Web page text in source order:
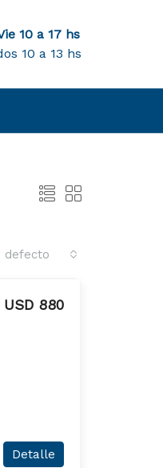
10 a 17 hs
10 a 13 hs
defecto
USD 880
Detalle